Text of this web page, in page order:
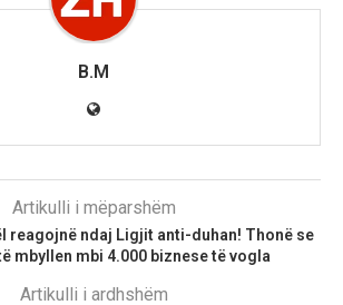
B.M
Artikulli i mëparshëm
reagojnë ndaj Ligjit anti-duhan! Thonë se
mbyllen mbi 4.000 biznese të vogla
Artikulli i ardhshëm